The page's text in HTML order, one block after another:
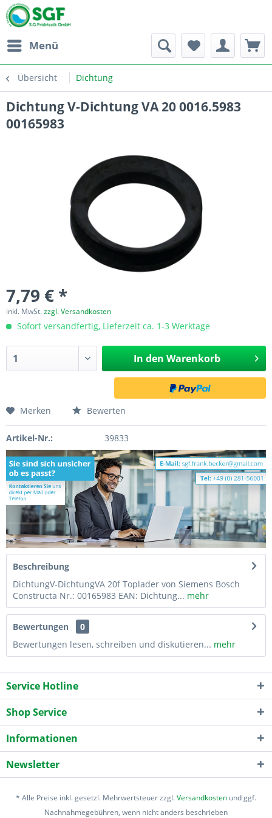
Menü
Übersicht Dichtung
Dichtung V-Dichtung VA 20 0016.5983
00165983
7,79 € *
inkl. MwSt.zzgl. Versandkosten
Sofort versandfertig, Lieferzeit ca. 1-3 Werktage
In den Warenkorb
Merken Bewerten
Artikel-Nr.: 39833
Beschreibung
DichtungV-DichtungVA 20f Toplader von Siemens Bosch
Constructa Nr.: 00165983 EAN: Dichtung... mehr
Bewertungen
0
Bewertungen lesen, schreiben und diskutieren... mehr
Service Hotline
Shop Service
Informationen
Newsletter
* Alle Preise inkl. gesetzl. Mehrwertsteuer zzgl.Versandkosten und ggf.
Nachnahmegebühren, wenn nicht anders beschrieben